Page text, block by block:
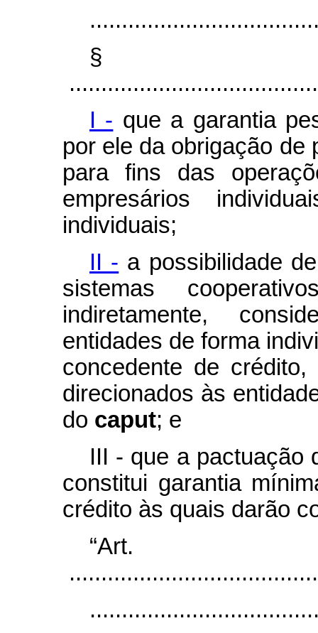
§
I - que a garantia
por ele da obrigação de
para fins das
empresários
individuais;
II - a possibilidade
sistemas
indiretamente,
entidades de forma
concedente de
direcionados às
do caput; e
III - que a pactuação
constitui garantia
crédito às quais darão